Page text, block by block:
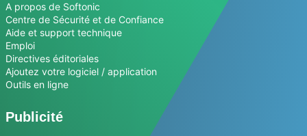
A propos de Softonic
Centre de Sécurité et de Confiance
Aide et support technique
Emploi
Directives éditoriales
Ajoutez votre logiciel / application
Outils en ligne
Publicité